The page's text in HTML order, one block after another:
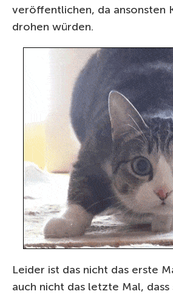
veröffentlichen, da ansonsten
drohen würden.
Leider ist das nicht das erste
auch nicht das letzte Mal,